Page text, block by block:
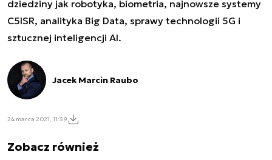
dziedziny jak robotyka, biometria, najnowsze systemy
C5ISR, analityka Big Data, sprawy technologii 5G i
sztucznej inteligencji AI.
Jacek Marcin Raubo
24 marca 2021, 11:39
Zobacz również